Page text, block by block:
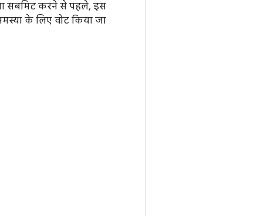
सबमिट करने से पहले, इस
के लिए वोट किया जा